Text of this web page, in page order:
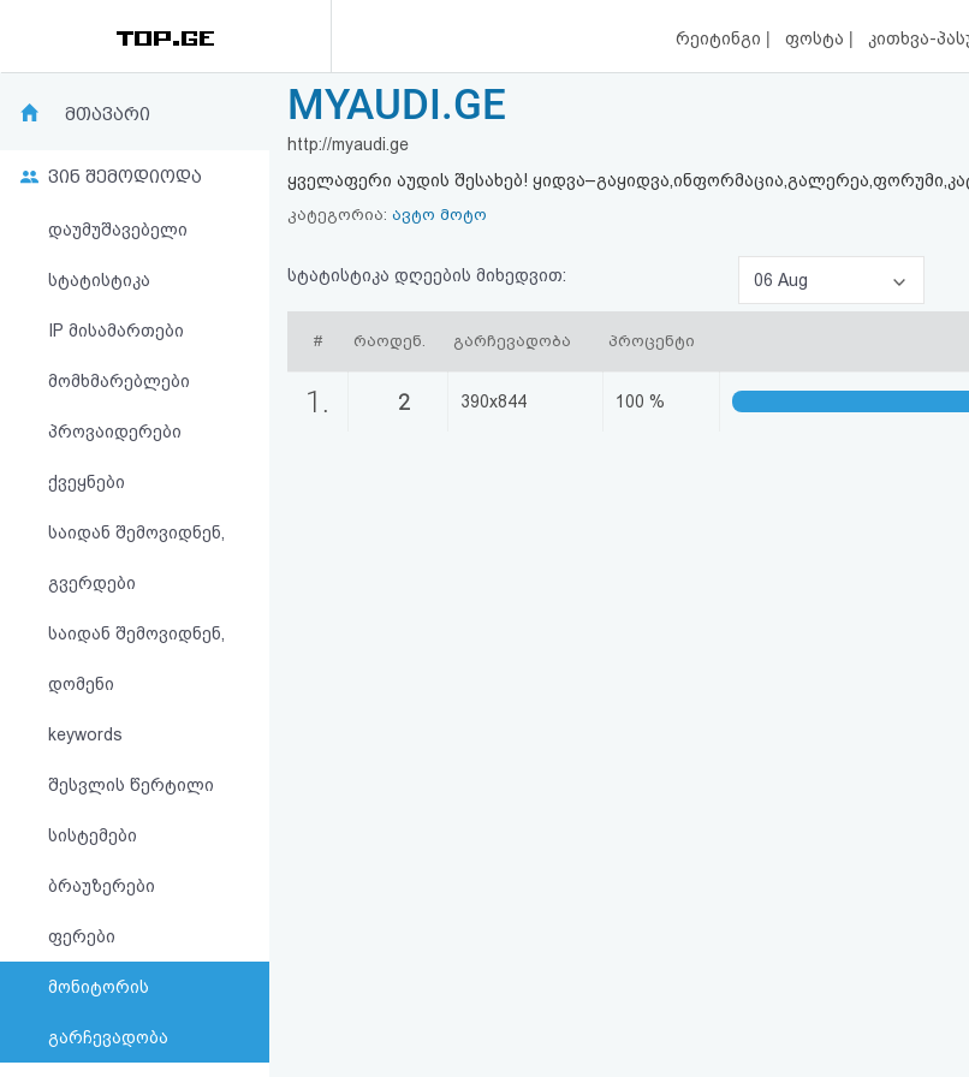
რეიტინგი | ფოსტა | კითხვა-
რეიტინგი
კითხვა-
პასუხი
ავტორიზაცია
რეგისტრაცია
სალიცენზიო
შეთანხმება
მთავარი
ვინ შემოდიოდა
დაუმუშავებელი
სტატისტიკა
IP მისამართები
მომხმარებლები
პროვაიდერები
ქვეყნები
საიდან შემოვიდნენ,
გვერდები
საიდან შემოვიდნენ,
დომენი
keywords
შესვლის წერტილი
სისტემები
ბრაუზერები
ფერები
მონიტორის
გარჩევადობა
MYAUDI.GE
http://myaudi.ge
ყველაფერი აუდის შესახებ!
კატეგორია: ავტო მოტო
სტატისტიკა დღეების მიხედვით: 06 Aug
# რაოდენ. გარჩევადობა პროცენტი
1. 2 390x844 100 %